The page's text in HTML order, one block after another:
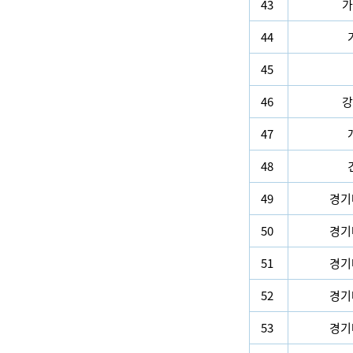
43
44
45
46
47
48
49
경
50
경
51
경
52
경
53
경